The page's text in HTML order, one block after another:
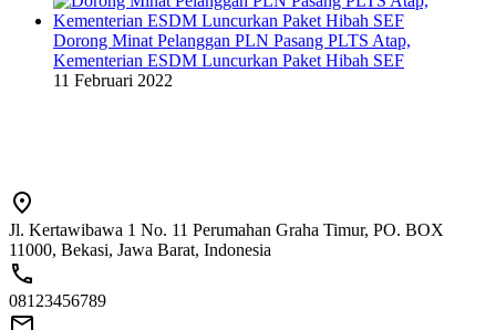
Dorong Minat Pelanggan PLN Pasang PLTS Atap,
Kementerian ESDM Luncurkan Paket Hibah SEF
11 Februari 2022
Jl. Kertawibawa 1 No. 11 Perumahan Graha Timur, PO. BOX
11000, Bekasi, Jawa Barat, Indonesia
08123456789